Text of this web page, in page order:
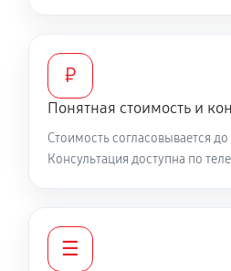
₽
Понятная стоимость и
Стоимость согласовывается
Консультация доступна по
☰